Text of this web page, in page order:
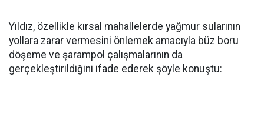
Yıldız, özellikle kırsal mahallelerde yağmur sularının
yollara zarar vermesini önlemek amacıyla büz boru
döşeme ve şarampol çalışmalarının da
gerçekleştirildiğini ifade ederek şöyle konuştu: